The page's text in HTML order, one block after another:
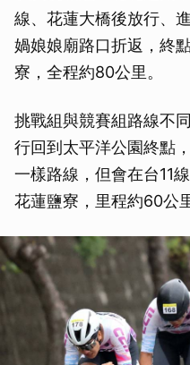
線、花蓮大橋後放行、
媧娘娘廟路口折返，終
寮，全程約80公里。
挑戰組與競賽組路線不
行回到太平洋公園終點
一樣路線，但會在台11
花蓮鹽寮，里程約60公里